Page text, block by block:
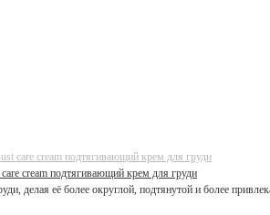
cream подтягивающий крем для груди
делая её более округлой, подтянутой и более